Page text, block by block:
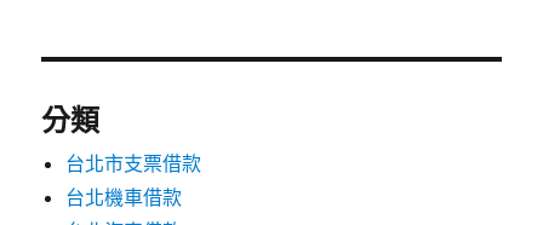
分類
台北市支票借款
台北機車借款